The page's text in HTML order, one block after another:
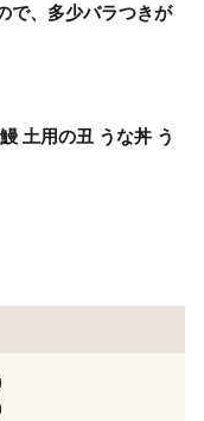
で、多少バラつきが
土用の丑 うな丼 う